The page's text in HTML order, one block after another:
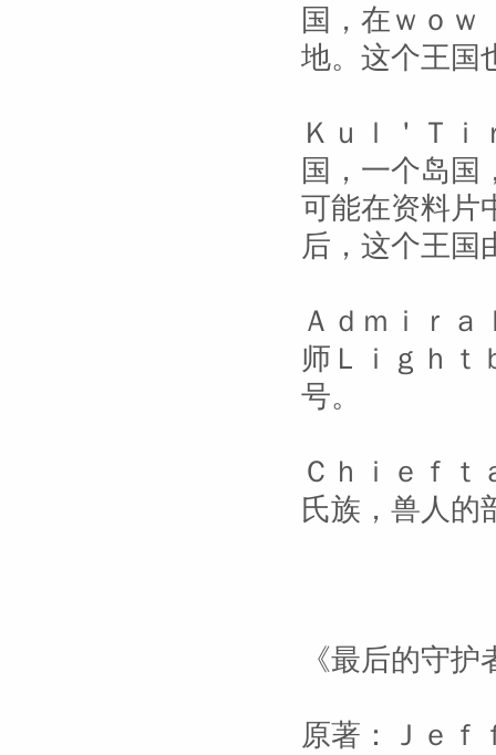
国，在ｗｏｗ
地。这个王国
Ｋｕｌ＇Ｔｉ
国，一个岛国
可能在资料片
后，这个王国
Ａｄｍｉｒａ
师Ｌｉｇｈｔ
号。
Ｃｈｉｅｆｔ
氏族，兽人的
《最后的守护
原著：Ｊｅｆ